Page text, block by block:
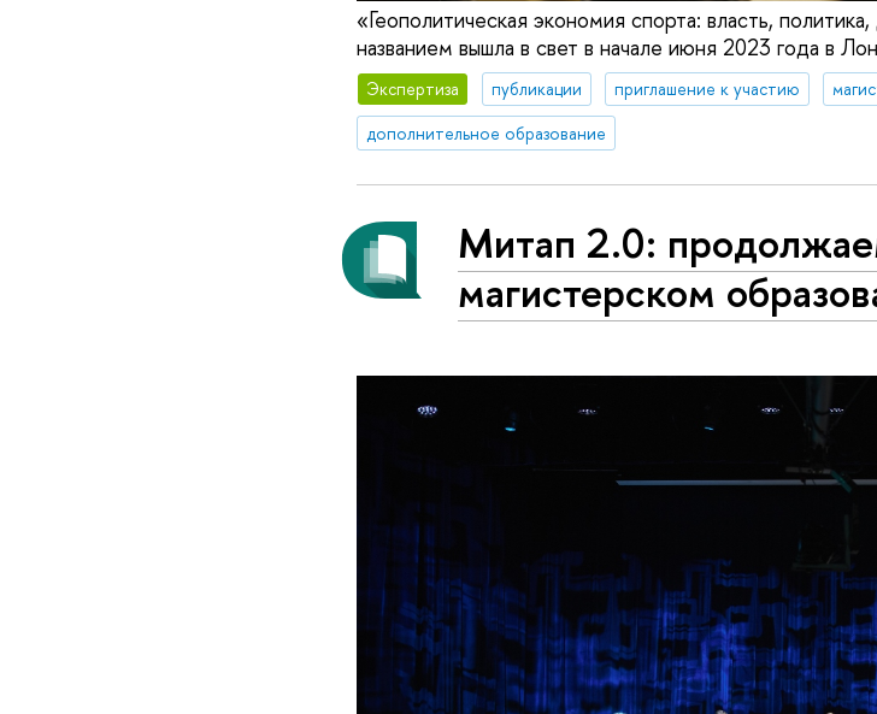
«Геополитическая экономия спорта: власть,
названием вышла в свет в начале июня 2023 года в
Экспертиза публикации приглашение к участию
дополнительное образование
Митап 2.0:
магистерском